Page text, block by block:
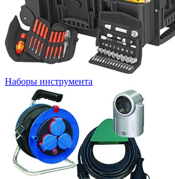
Наборы инструмента